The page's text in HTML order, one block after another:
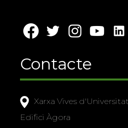
Contacte
Xarxa Vives
Edifici Àgora